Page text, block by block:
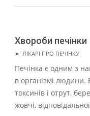
Хвороби печінки
2021-
07-
07
➤ ЛІКАРІ ПРО ПЕЧІНКУ
Печінка є одним з
в організмі
токсинів і отрут,
жовчі, відповідальної